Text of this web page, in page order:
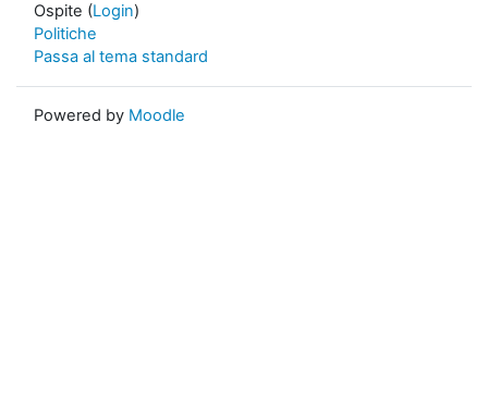
Ospite (Login)
Politiche
Passa al tema standard
Powered by Moodle